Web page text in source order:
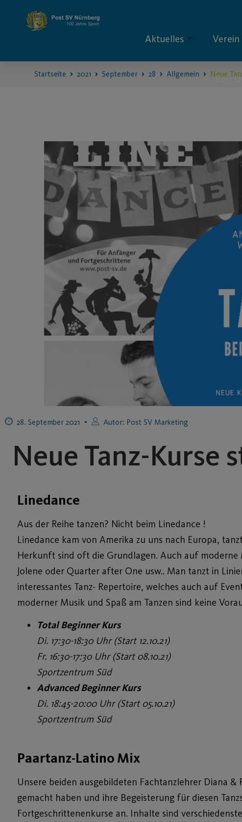
Aktuelles Verein
Startseite 2021 September 28 Allgemein Neue
28. September 2021 Autor: Post SV Marketing
Neue Tanz-
Linedance
Aus der Reihe tanzen? Nicht beim Linedance !
Linedance kam von Amerika zu uns nach Europa,
Herkunft sind oft die Grundlagen. Auch auf moderne
Jolene oder Quarter after One usw.. Man tanzt in
interessantes Tanz- Repertoire, welches auch auf
moderner Musik und Spaß am Tanzen sind keine
Total Beginner Kurs
Di. 17:30-18:30 Uhr (Start 12.10.21)
Fr. 16:30-17:30 Uhr (Start 08.10.21)
Sportzentrum Süd
Advanced Beginner Kurs
Di. 18:45-20:00 Uhr (Start 05.10.21)
Sportzentrum Süd
Paartanz-Latino Mix
Unsere beiden ausgebildeten Fachtanzlehrer Diana
gemacht haben und ihre Begeisterung für diesen
Fortgeschrittenenkurse an. Inhalte sind